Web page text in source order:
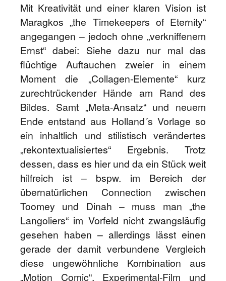
Mit Kreativität und einer klaren Vision ist
Maragkos „the Timekeepers of Eternity“
angegangen – jedoch ohne „verkniffenem
Ernst“ dabei: Siehe dazu nur mal das
flüchtige Auftauchen zweier in einem
Moment die „Collagen-Elemente“ kurz
zurechtrückender Hände am Rand des
Bildes. Samt „Meta-Ansatz“ und neuem
Ende entstand aus Holland´s Vorlage so
ein inhaltlich und stilistisch verändertes
„rekontextualisiertes“ Ergebnis. Trotz
dessen, dass es hier und da ein Stück weit
hilfreich ist – bspw. im Bereich der
übernatürlichen Connection zwischen
Toomey und Dinah – muss man „the
Langoliers“ im Vorfeld nicht zwangsläufig
gesehen haben – allerdings lässt einen
gerade der damit verbundene Vergleich
diese ungewöhnliche Kombination aus
„Motion Comic“, Experimental-Film und